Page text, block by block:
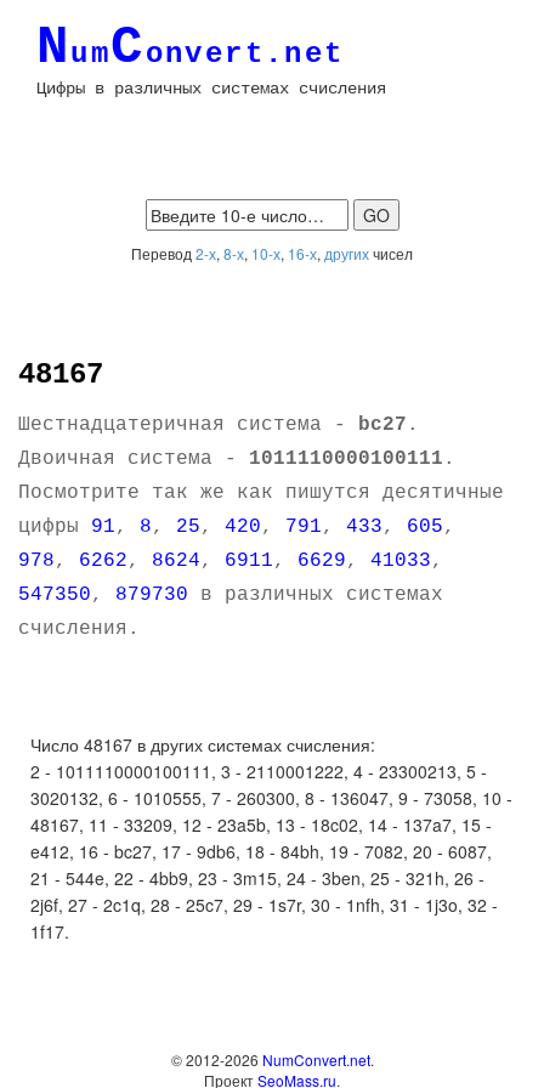
NumConvert.net
Цифры в различных системах счисления
Перевод 2-х, 8-х, 10-х, 16-х, другихчисел
48167
Шестнадцатеричная система - bc27 .
Двоичная система - 1011110000100111 .
Посмотрите так же как пишутся десятичные
цифры 91, 8, 25, 420, 791, 433, 605,
978, 6262, 8624, 6911, 6629, 41033,
547350, 879730 в различных системах
счисления.
Число 48167 в других системах счисления:
2 - 1011110000100111, 3 - 2110001222, 4 - 23300213, 5 -
3020132, 6 - 1010555, 7 - 260300, 8 - 136047, 9 - 73058, 10 -
48167, 11 - 33209, 12 - 23a5b, 13 - 18c02, 14 - 137a7, 15 -
e412, 16 - bc27, 17 - 9db6, 18 - 84bh, 19 - 7082, 20 - 6087,
21 - 544e, 22 - 4bb9, 23 - 3m15, 24 - 3ben, 25 - 321h, 26 -
2j6f, 27 - 2c1q, 28 - 25c7, 29 - 1s7r, 30 - 1nfh, 31 - 1j3o, 32 -
1f17.
© 2012-2026 NumConvert.net.
ПроектSeoMass.ru.